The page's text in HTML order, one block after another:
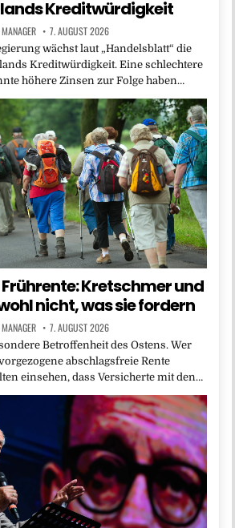
Kreditwürdigkeit
MANAGER 7. AUGUST 2026
wächst laut „Handelsblatt“ die
Kreditwürdigkeit. Eine schlechtere
höhere Zinsen zur Folge haben…
Kretschmer und
nicht, was sie fordern
MANAGER 7. AUGUST 2026
Betroffenheit des Ostens. Wer
abschlagsfreie Rente
einsehen, dass Versicherte mit den…